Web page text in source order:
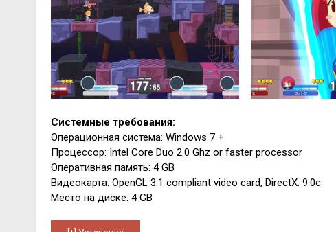
Системные требования:
Операционная система: Windows 7 +
Процессор: Intel Core Duo 2.0 Ghz or faster processor
Оперативная память: 4 GB
Видеокарта: OpenGL 3.1 compliant video card, DirectX: 9.0c
Место на диске: 4 GB